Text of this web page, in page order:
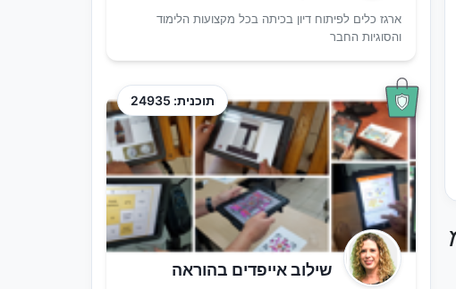
ארגז כלים לפיתוח דיון בכיתה בכל מקצועות הלימוד
והסוגיות החבר
תוכנית: 24935
שילוב אייפדים בהוראה